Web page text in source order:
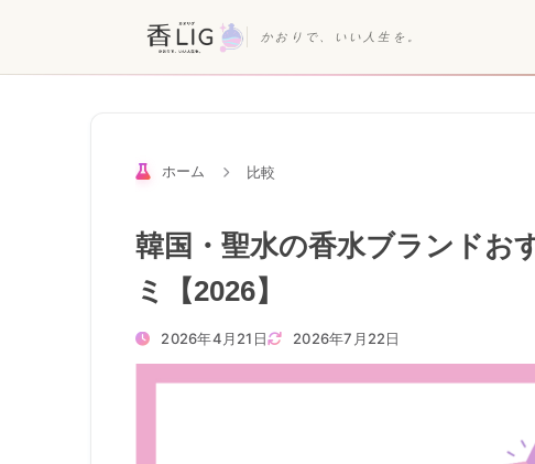
かおりで、いい人生を。
ホーム 比較
韓国・聖水の香水ブランドお
ミ【2026】
2026年4月21日 2026年7月22日